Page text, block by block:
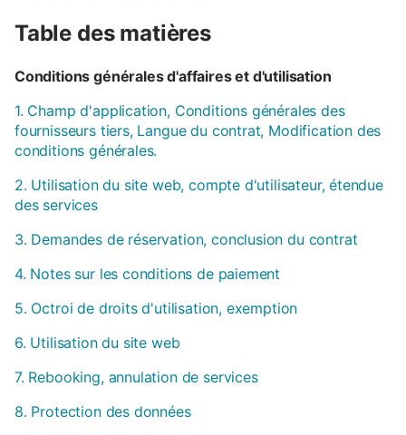
Table des matières
Conditions générales d'affaires et d'utilisation
1. Champ d'application, Conditions générales des
fournisseurs tiers, Langue du contrat, Modification des
conditions générales.
2. Utilisation du site web, compte d'utilisateur, étendue
des services
3. Demandes de réservation, conclusion du contrat
4. Notes sur les conditions de paiement
5. Octroi de droits d'utilisation, exemption
6. Utilisation du site web
7. Rebooking, annulation de services
8. Protection des données